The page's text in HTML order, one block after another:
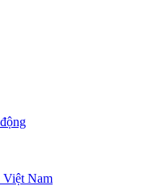
Việt Nam